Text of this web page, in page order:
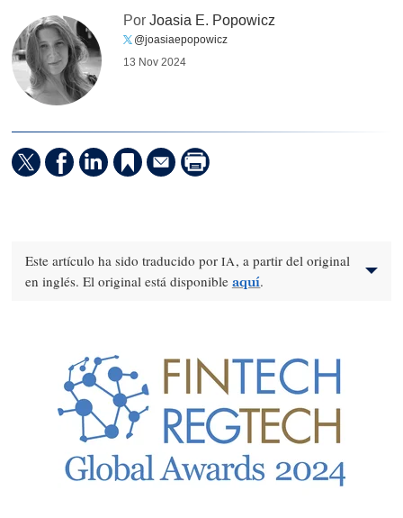
PorJoasia E. Popowicz
@joasiaepopowicz
13 Nov 2024
Este artículo ha sido traducido por IA, a partir del original
en inglés. El original está disponible aquí.